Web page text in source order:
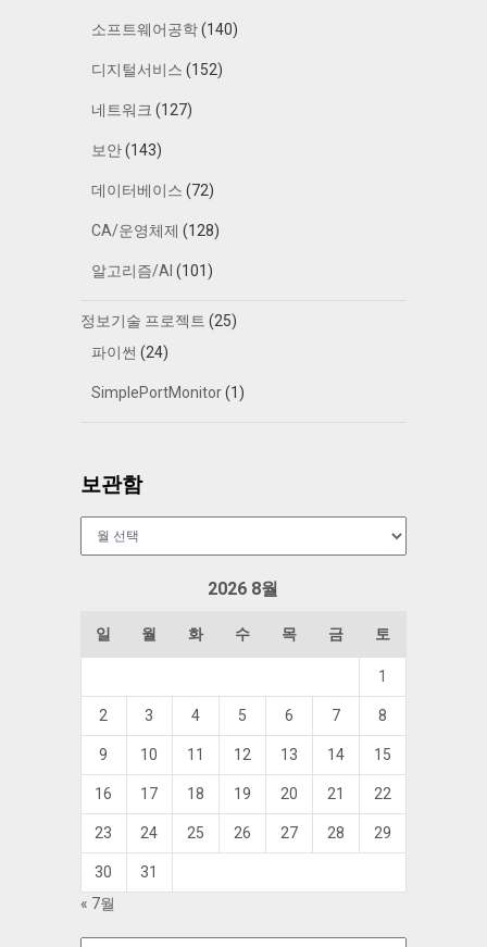
소프트웨어공학(140)
디지털서비스 (152)
네트워크 (127)
보안(143)
데이터베이스 (72)
CA/운영체제 (128)
알고리즘/AI (101)
정보기술 프로젝트 (25)
파이썬 (24)
SimplePortMonitor(1)
보관함
2026 8월
일 월 화 수 목 금 토
1
2 3 4 5 6 7 8
9 10 11 12 13 14 15
16 17 18 19 20 21 22
23 24 25 26 27 28 29
30
31
« 7월